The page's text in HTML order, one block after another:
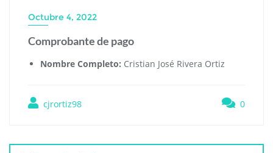
Octubre 4, 2022
Comprobante de pago
Nombre Completo: Cristian José Rivera Ortiz
cjrortiz98 0